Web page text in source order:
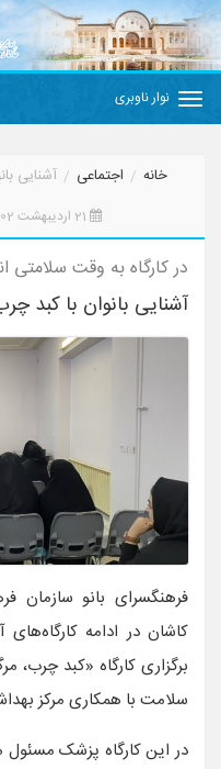
نوار ناوبری
خانه اجتماعی آشنایی
در کارگاه به وقت سلامتی
آشنایی بانوان با کبد
فرهنگسرای بانو سازمان
کاشان در ادامه
برگزاری کارگاه «کبد چرب،
سلامت با همکاری مرکز
در این کارگاه پزشک مسئول